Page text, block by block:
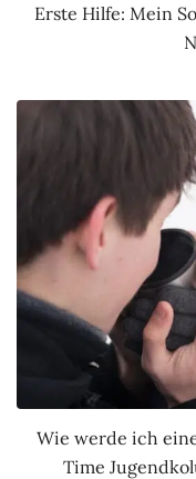
Erste Hilfe: Mein
Wie werde ich
Time